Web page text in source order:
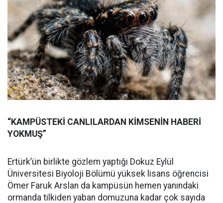
“KAMPÜSTEKİ CANLILARDAN KİMSENİN HABERİ
YOKMUŞ”
Ertürk’ün birlikte gözlem yaptığı Dokuz Eylül
Üniversitesi Biyoloji Bölümü yüksek lisans öğrencisi
Ömer Faruk Arslan da kampüsün hemen yanındaki
ormanda tilkiden yaban domuzuna kadar çok sayıda